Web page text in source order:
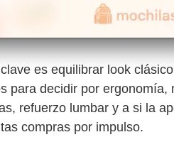
es equilibrar look
para decidir por ergonomía,
refuerzo lumbar y a si la
compras por impulso.